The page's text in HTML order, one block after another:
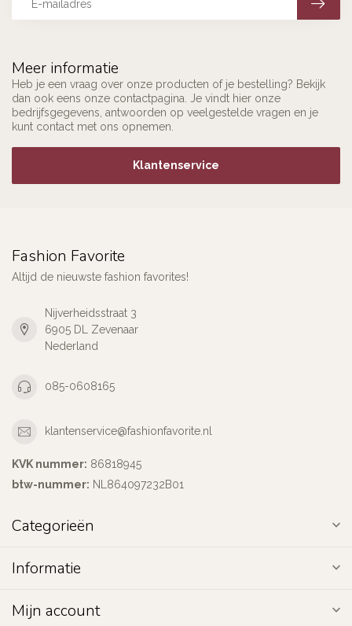
Meer informatie
Heb je een vraag over onze producten of je bestelling? Bekijk
dan ook eens onze contactpagina. Je vindt hier onze
bedrijfsgegevens, antwoorden op veelgestelde vragen en je
kunt contact met ons opnemen.
Klantenservice
Fashion Favorite
Altijd de nieuwste fashion favorites!
Nijverheidsstraat 3
6905 DL Zevenaar
Nederland
085-0608165
klantenservice@fashionfavorite.nl
KVK nummer: 86818945
btw-nummer: NL864097232B01
Categorieën
Informatie
Mijn account